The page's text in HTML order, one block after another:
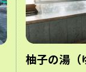
柚子の湯（